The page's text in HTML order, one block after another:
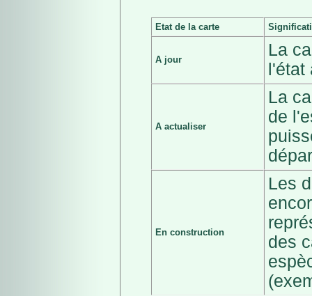
Etat de la carte
A jour
La
A actualiser
La
de
En construction
Les
des